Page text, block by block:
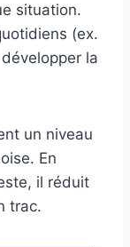
situation.
(ex.
la
un niveau
En
il réduit
trac.